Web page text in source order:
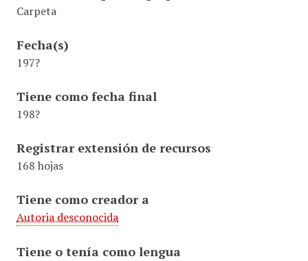
Carpeta
Fecha(s)
197?
Tiene como fecha final
198?
Registrar extensión de recursos
168 hojas
Tiene como creador a
Autoria desconocida
Tiene o tenía como lengua